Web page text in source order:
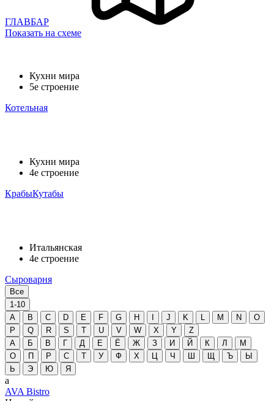
ГЛАВБАР
Показать на схеме
Кухни мира
5е строение
Котельная
Кухни мира
4е строение
КрабыКутабы
Итальянская
4е строение
Сыроварня
Все
1-10
A
B C D E F G H J K M N
O
P
Q R S T U V W X Y
Z
А
Б В Г Д Е Ё Ж З И Й К Л
М
О
П Р С Т У Ф Х Ч Ъ
Ы
Ь
Э Ю Я
a
AVA Bistro